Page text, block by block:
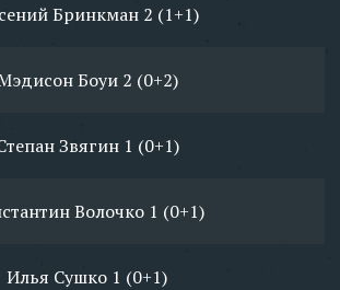
Бринкман 2 (1+1)
Боуи 2 (0+2)
Звягин 1 (0+1)
Волочко 1 (0+1)
Илья Сушко 1 (0+1)